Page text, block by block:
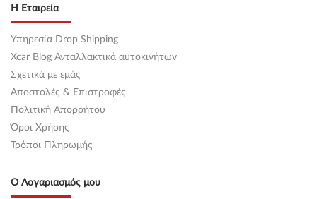
Η Εταιρεία
Υπηρεσία Drop Shipping
Xcar Blog Ανταλλακτικά αυτοκινήτων
Σχετικά με εμάς
Αποστολές & Επιστροφές
Πολιτική Απορρήτου
Όροι Χρήσης
Τρόποι Πληρωμής
Ο Λογαριασμός μου